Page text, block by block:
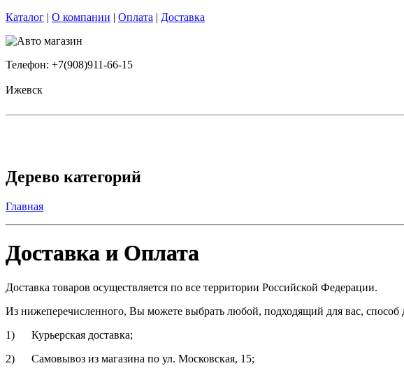
Каталог | О компании | Оплата | Доставка
Телефон: +7(908)911-66-15
Ижевск
Дерево категорий
Главная
Доставка и Оплата
Доставка товаров осуществляется по все территории Российской Федерации.
Из нижеперечисленного, Вы можете выбрать любой, подходящий для вас, способ
1) Курьерская доставка;
2) Самовывоз из магазина по ул. Московская, 15;